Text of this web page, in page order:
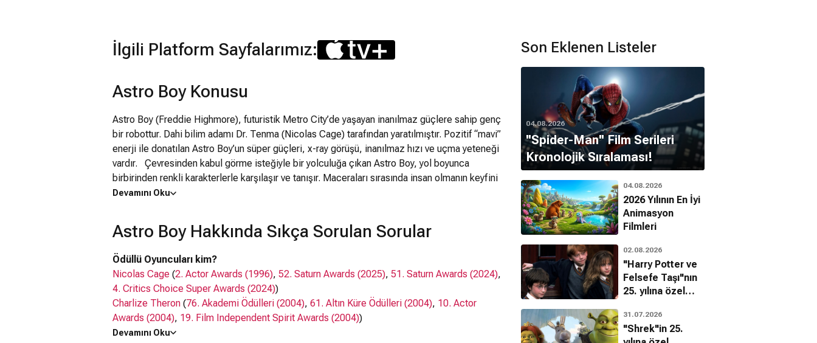
İlgili Platform Sayfalarımız:
Astro Boy Konusu
Astro Boy (Freddie Highmore), futuristik Metro City’de yaşayan inanılmaz güçlere sahip genç
bir robottur. Dahi bilim adamı Dr. Tenma (Nicolas Cage) tarafından yaratılmıştır. Pozitif “mavi”
enerji ile donatılan Astro Boy’un süper güçleri, x-ray görüşü, inanılmaz hızı ve uçma yeteneği
vardır. Çevresinden kabul görme isteğiyle bir yolculuğa çıkan Astro Boy, yol boyunca
birbirinden renkli karakterlerle karşılaşır ve tanışır. Maceraları sırasında insan olmanın keyfini
ve duygularını keşfeder.Arkadaşlarının ve ailesinin tehlike altında olduğunu öğrenince müthiş
kurtarmak için harekete geçer. Bu müthiş serüveninde kahraman olmanın ne anlama geldiğini
de öğrenecektir.
Devamını Oku
Astro Boy Hakkında Sıkça Sorulan Sorular
Ödüllü Oyuncuları kim?
Nicolas Cage (2. Actor Awards (1996), 52. Saturn Awards (2025), 51. Saturn Awards (2024),
4. Critics Choice Super Awards (2024))
Charlize Theron (76. Akademi Ödülleri (2004), 61. Altın Küre Ödülleri (2004), 10. Actor
Awards (2004), 19. Film Independent Spirit Awards (2004))
Kristen Bell(30. Satellite Awards (2026)
Devamını Oku
Son Eklenen Listeler
04.08.2026
''Spider-Man'' Film Serileri
Kronolojik Sıralaması!
04.08.2026
2026 Yılının En İyi
Animasyon
Filmleri
02.08.2026
"Harry Potter ve
Felsefe Taşı"nın
25. yılına özel
bilinmeyenleri!
31.07.2026
"Shrek"in 25.